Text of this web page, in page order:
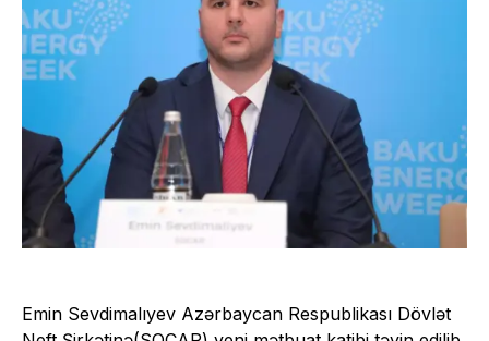
Emin Sevdimalıyev Azərbaycan Respublikası Dövlət